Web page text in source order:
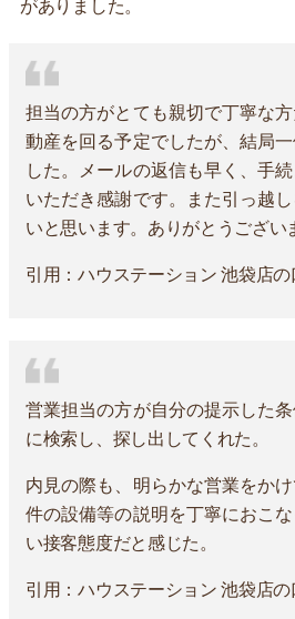
がありました。
担当の方がとても親切で丁寧な
動産を回る予定でしたが、結局
した。メールの返信も早く、手
いただき感謝です。また引っ越
いと思います。ありがとうござい
引用：ハウステーション 池袋店の
営業担当の方が自分の提示した
に検索し、探し出してくれた。
内見の際も、明らかな営業をか
件の設備等の説明を丁寧におこ
い接客態度だと感じた。
引用：ハウステーション 池袋店の